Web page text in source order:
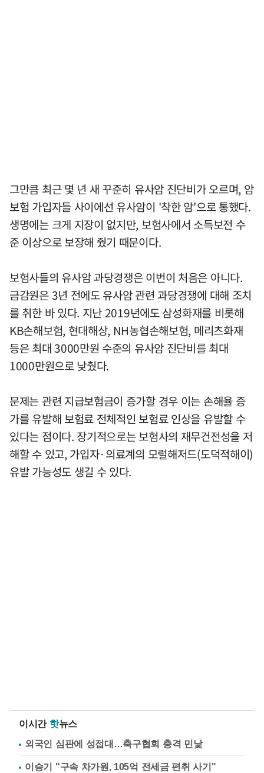
그만큼 최근 몇 년 새 꾸준히 유사암 진단비가 오르며, 암
보험 가입자들 사이에선 유사암이 '착한 암'으로 통했다.
생명에는 크게 지장이 없지만, 보험사에서 소득보전 수
준 이상으로 보장해 줬기 때문이다.
보험사들의 유사암 과당경쟁은 이번이 처음은 아니다.
금감원은 3년 전에도 유사암 관련 과당경쟁에 대해 조치
를 취한 바 있다. 지난 2019년에도 삼성화재를 비롯해
KB손해보험, 현대해상, NH농협손해보험, 메리츠화재
등은 최대 3000만원 수준의 유사암 진단비를 최대
1000만원으로 낮췄다.
문제는 관련 지급보험금이 증가할 경우 이는 손해율 증
가를 유발해 보험료 전체적인 보험료 인상을 유발할 수
있다는 점이다. 장기적으로는 보험사의 재무건전성을 저
해할 수 있고, 가입자·의료계의 모럴해저드(도덕적해이)
유발 가능성도 생길 수 있다.
이시간 핫뉴스
외국인 심판에 성접대…축구협회 충격 민낯
이승기 "구속 차가원, 105억 전세금 편취 사기"